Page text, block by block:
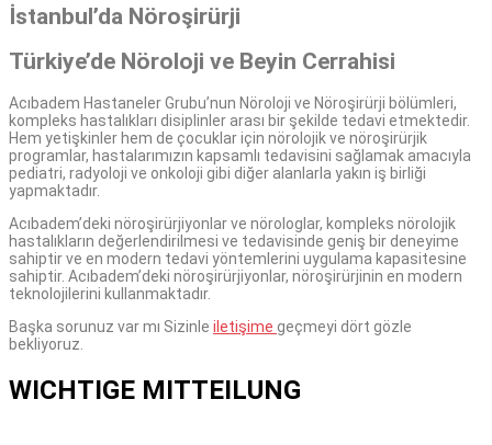
İstanbul’da Nöroşirürji
Türkiye’de Nöroloji ve Beyin Cerrahisi
Acıbadem Hastaneler Grubu’nun Nöroloji ve Nöroşirürji bölümleri,
kompleks hastalıkları disiplinler arası bir şekilde tedavi etmektedir.
Hem yetişkinler hem de çocuklar için nörolojik ve nöroşirürjik
programlar, hastalarımızın kapsamlı tedavisini sağlamak amacıyla
pediatri, radyoloji ve onkoloji gibi diğer alanlarla yakın iş birliği
yapmaktadır.
Acıbadem’deki nöroşirürjiyonlar ve nörologlar, kompleks nörolojik
hastalıkların değerlendirilmesi ve tedavisinde geniş bir deneyime
sahiptir ve en modern tedavi yöntemlerini uygulama kapasitesine
sahiptir. Acıbadem’deki nöroşirürjiyonlar, nöroşirürjinin en modern
teknolojilerini kullanmaktadır.
Başka sorunuz var mı Sizinle iletişime geçmeyi dört gözle
bekliyoruz.
WICHTIGE MITTEILUNG